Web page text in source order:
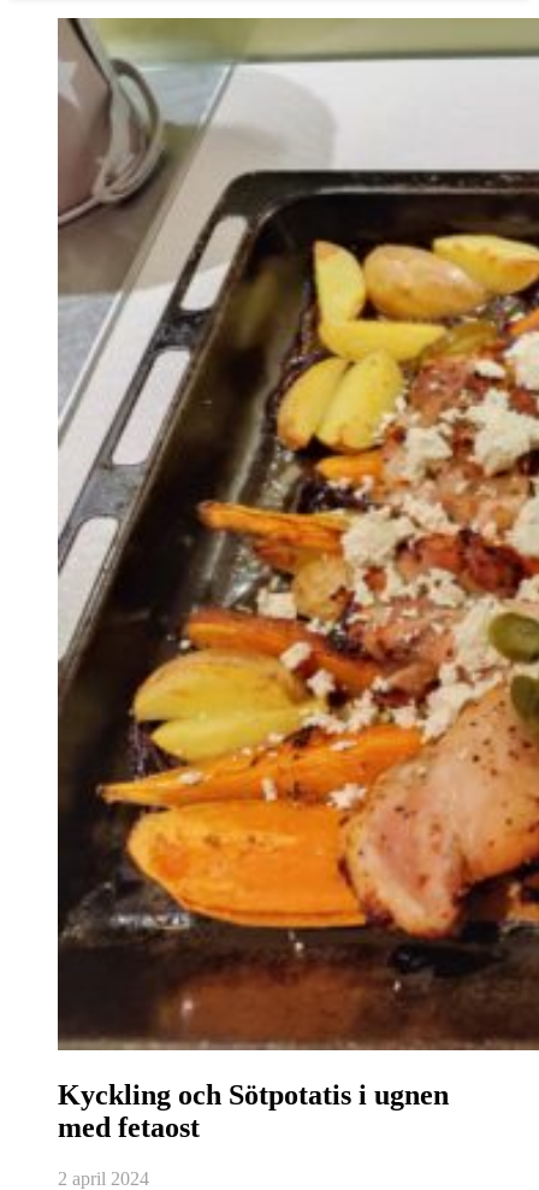
Kyckling och Sötpotatis i ugnen
med fetaost
2 april 2024